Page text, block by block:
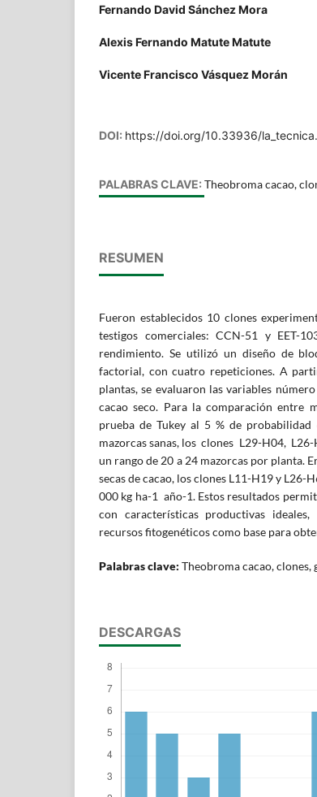
Fernando David Sánchez Mora
Alexis Fernando Matute Matute
Vicente Francisco Vásquez Morán
DOI: https://doi.org/10.33936/
PALABRAS CLAVE: Theobroma cacao,
RESUMEN
Fueron establecidos 10 clones
testigos comerciales: CCN-51 y EET-
rendimiento. Se utilizó un diseño de
factorial, con cuatro repeticiones. A
plantas, se evaluaron las variables
cacao seco. Para la comparación entre
prueba de Tukey al 5 % de
mazorcas sanas, los clones L29-H04,
un rango de 20 a 24 mazorcas por planta.
secas de cacao, los clones L11-H19 y L26-
000 kg ha-1 año-1. Estos resultados
con características productivas
recursos fitogenéticos como base para
Palabras clave: Theobroma cacao,
DESCARGAS